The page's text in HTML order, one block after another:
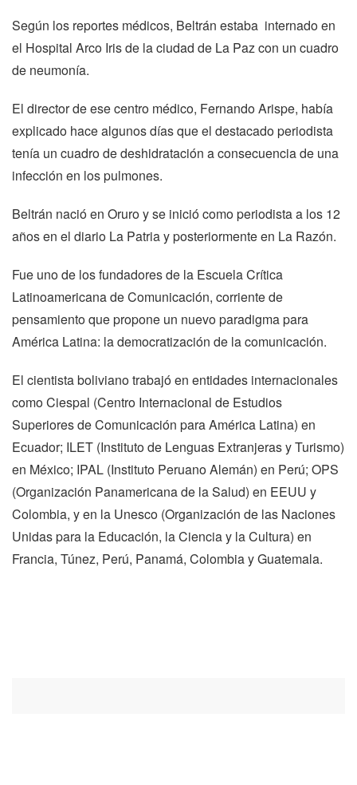
Según los reportes médicos, Beltrán estaba internado en
el Hospital Arco Iris de la ciudad de La Paz con un cuadro
de neumonía.
El director de ese centro médico, Fernando Arispe, había
explicado hace algunos días que el destacado periodista
tenía un cuadro de deshidratación a consecuencia de una
infección en los pulmones.
Beltrán nació en Oruro y se inició como periodista a los 12
años en el diario La Patria y posteriormente en La Razón.
Fue uno de los fundadores de la Escuela Crítica
Latinoamericana de Comunicación, corriente de
pensamiento que propone un nuevo paradigma para
América Latina: la democratización de la comunicación.
El cientista boliviano trabajó en entidades internacionales
como Ciespal (Centro Internacional de Estudios
Superiores de Comunicación para América Latina) en
Ecuador; ILET (Instituto de Lenguas Extranjeras y Turismo)
en México; IPAL (Instituto Peruano Alemán) en Perú; OPS
(Organización Panamericana de la Salud) en EEUU y
Colombia, y en la Unesco (Organización de las Naciones
Unidas para la Educación, la Ciencia y la Cultura) en
Francia, Túnez, Perú, Panamá, Colombia y Guatemala.